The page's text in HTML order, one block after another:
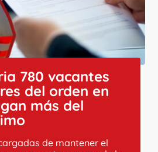
780 vacantes
del orden en
más del
de mantener el